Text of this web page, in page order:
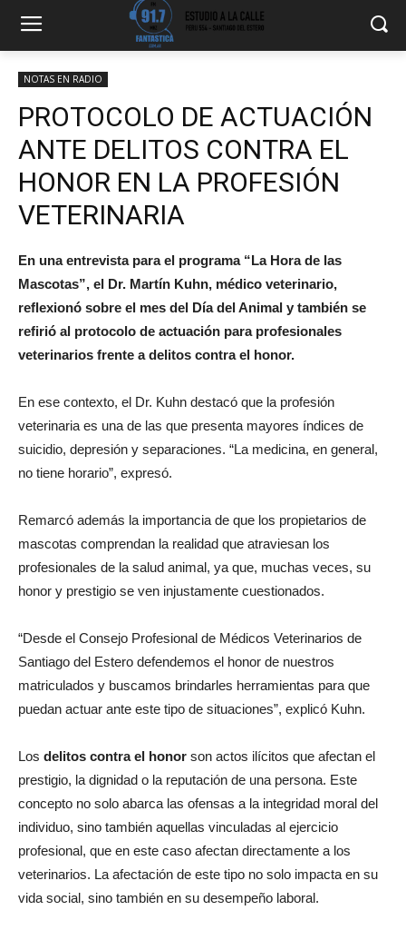
NOTAS EN RADIO
PROTOCOLO DE ACTUACIÓN
ANTE DELITOS CONTRA EL
HONOR EN LA PROFESIÓN
VETERINARIA
En una entrevista para el programa “La Hora de las
Mascotas”, el Dr. Martín Kuhn, médico veterinario,
reflexionó sobre el mes del Día del Animal y también se
refirió al protocolo de actuación para profesionales
veterinarios frente a delitos contra el honor.
En ese contexto, el Dr. Kuhn destacó que la profesión
veterinaria es una de las que presenta mayores índices de
suicidio, depresión y separaciones. “La medicina, en general,
no tiene horario”, expresó.
Remarcó además la importancia de que los propietarios de
mascotas comprendan la realidad que atraviesan los
profesionales de la salud animal, ya que, muchas veces, su
honor y prestigio se ven injustamente cuestionados.
“Desde el Consejo Profesional de Médicos Veterinarios de
Santiago del Estero defendemos el honor de nuestros
matriculados y buscamos brindarles herramientas para que
puedan actuar ante este tipo de situaciones”, explicó Kuhn.
Los delitos contra el honor son actos ilícitos que afectan el
prestigio, la dignidad o la reputación de una persona. Este
concepto no solo abarca las ofensas a la integridad moral del
individuo, sino también aquellas vinculadas al ejercicio
profesional, que en este caso afectan directamente a los
veterinarios. La afectación de este tipo no solo impacta en su
vida social, sino también en su desempeño laboral.